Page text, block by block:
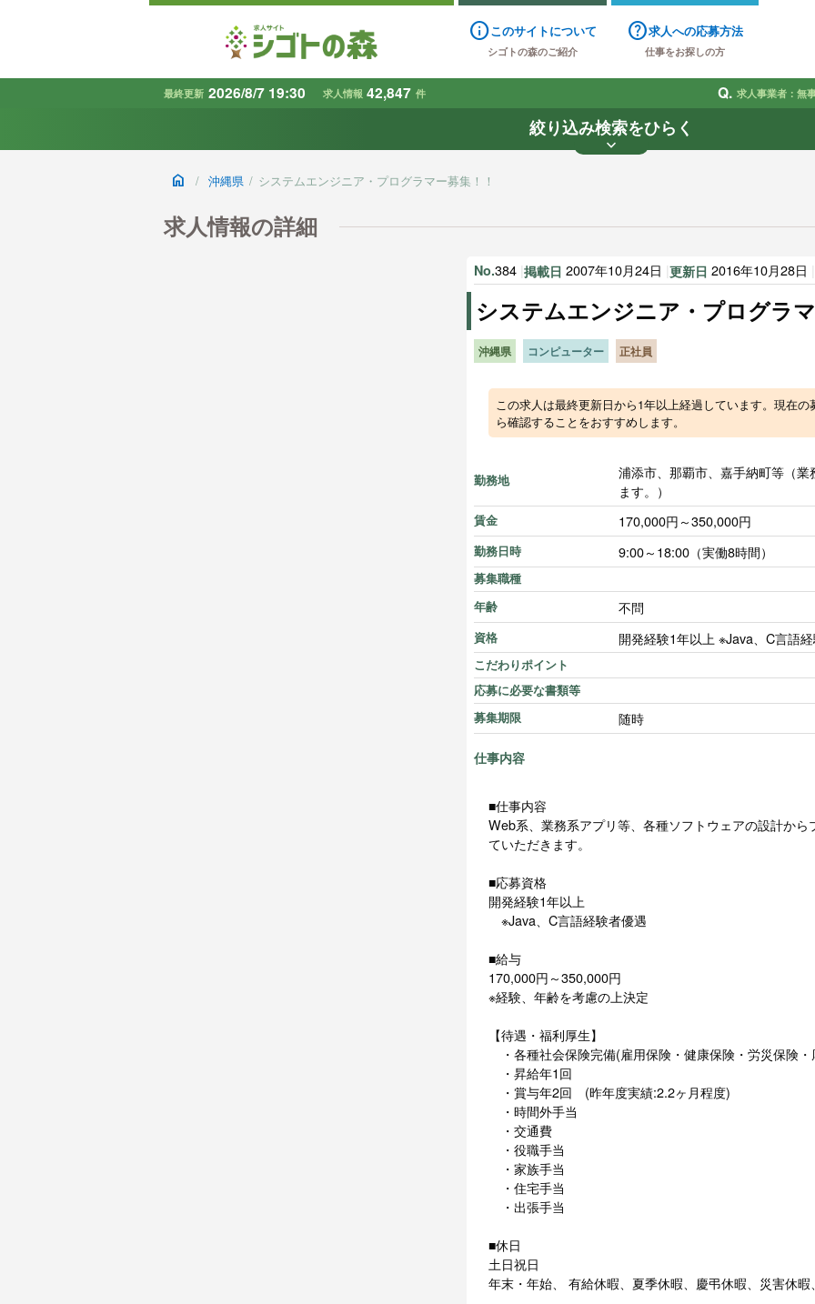
infoこのサイトについて
シゴトの森のご紹介
help求人への応募方法
仕事をお探しの方
最終更新 2026/8/7 19:30 求人情報 42,847 件 Q. 求人事業者：無
絞り込み検索をひらく
keyboard_arrow_down
条件から探す
地域 業種 雇用形態 賃金
キーワードで探す
home / 沖縄県 / システムエンジニア・プログラマー募集！！
求人情報の詳細
No.384 |掲載日 2007年10月24日 |更新日 2016年10月28日
システムエンジニア・プログラ
沖縄県 コンピューター 正社員
この求人は最終更新日から1年以上経過しています。現在
ら確認することをおすすめします。
勤務地
浦添市、那覇市、嘉手納町等（
ます。）
賃金 170,000円～350,000円
勤務日時 9:00～18:00（実働8時間）
募集職種
年齢
不問
資格 開発経験1年以上 ※Java、C言語
こだわりポイント
応募に必要な書類等
募集期限
随時
仕事内容
■仕事内容
Web系、業務系アプリ等、各種ソフトウェアの設計か
ていただきます。
■応募資格
開発経験1年以上
※Java、C言語経験者優遇
■給与
170,000円～350,000円
※経験、年齢を考慮の上決定
【待遇・福利厚生】
・各種社会保険完備(雇用保険・健康保険・労災保険
・昇給年1回
・賞与年2回 (昨年度実績:2.2ヶ月程度)
・時間外手当
・交通費
・役職手当
・家族手当
・住宅手当
・出張手当
■休日
土日祝日
年末・年始、 有給休暇、夏季休暇、慶弔休暇、災害休